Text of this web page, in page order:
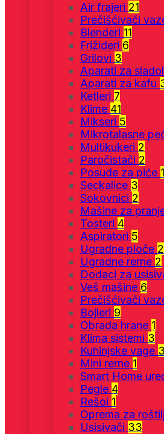
Air frajeri 21
Prečišćivači
Blenderi 11
Frižideri 6
Grilovi 3
Aparati za
Aparati za kafu
Ketleri 7
Klime 41
Mikseri 5
Mikrotalasne
Multikukeri 2
Paročistači 2
Posude za piće 1
Seckalice 3
Sokovnici 2
Mašine za
Tosteri 4
Aspiratori 5
Ugradne ploče 2
Ugradne rerne 2
Dodaci za
Veš mašine 6
Prečišćivači
Bojleri 9
Obrada hrane 1
Klima sistemi 3
Kuhinjske vage 3
Mini rerne 1
Smart Home
Pegle 4
Rešoi 1
Oprema za roštilj
Usisivači 33